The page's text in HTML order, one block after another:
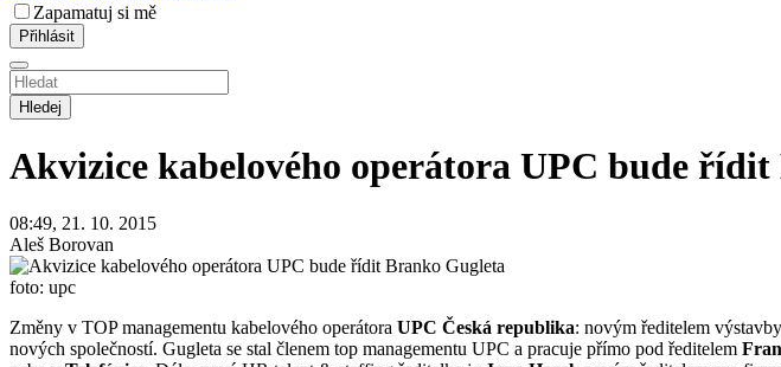
Zapamatuj si mě
Hledej
Akvizice kabelového operátora UPC bude
08:49, 21. 10. 2015
Aleš Borovan
foto: upc
Změny v TOP managementu kabelového operátora UPC Česká republika: novým ředitelem
nových společností. Gugleta se stal členem top managementu UPC a pracuje přímo pod ředitelem